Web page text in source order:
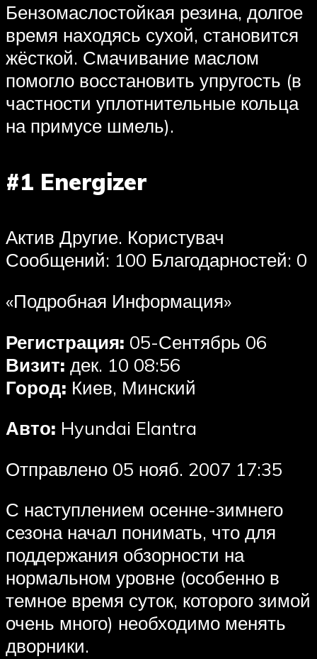
Бензомаслостойкая резина, долгое
время находясь сухой, становится
жёсткой. Смачивание маслом
помогло восстановить упругость (в
частности уплотнительные кольца
на примусе шмель).
#1 Energizer
Актив Другие. Користувач
Сообщений: 100 Благодарностей: 0
«Подробная Информация»
Регистрация: 05-Сентябрь 06
Визит: дек. 10 08:56
Город: Киев, Минский
Авто: Hyundai Elantra
Отправлено 05 нояб. 2007 17:35
С наступлением осенне-зимнего
сезона начал понимать, что для
поддержания обзорности на
нормальном уровне (особенно в
темное время суток, которого зимой
очень много) необходимо менять
дворники.